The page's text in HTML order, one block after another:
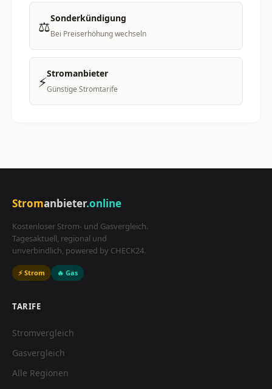
⚖️Sonderkündigung
Bei Preiserhöhung wechseln
⚡Stromanbieter
Günstige Stromtarife
Stromanbieter.online
Kostenloser Strom- und Gasvergleich.
Tagesaktuell, regional und
unverbindlich, powered by CHECK24.
⚡ Strom 🔥 Gas
TARIFE
Stromvergleich
Gasvergleich
Alle Regionen